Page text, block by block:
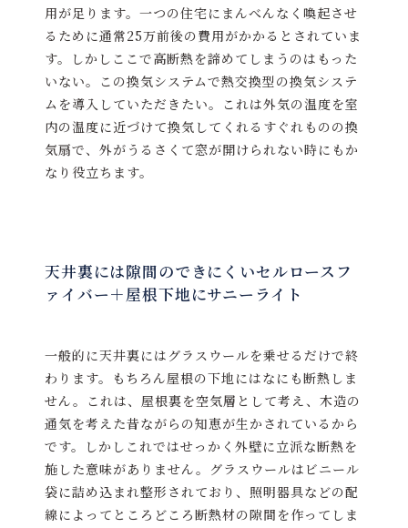
用が足ります。一つの住宅にまんべんなく喚起させ
るために通常25万前後の費用がかかるとされていま
す。しかしここで高断熱を諦めてしまうのはもった
いない。この換気システムで熱交換型の換気システ
ムを導入していただきたい。これは外気の温度を室
内の温度に近づけて換気してくれるすぐれものの換
気扇で、外がうるさくて窓が開けられない時にもか
なり役立ちます。
天井裏には隙間のできにくいセルロースフ
ァイバー＋屋根下地にサニーライト
一般的に天井裏にはグラスウールを乗せるだけで終
わります。もちろん屋根の下地にはなにも断熱しま
せん。これは、屋根裏を空気層として考え、木造の
通気を考えた昔ながらの知恵が生かされているから
です。しかしこれではせっかく外壁に立派な断熱を
施した意味がありません。グラスウールはビニール
袋に詰め込まれ整形されており、照明器具などの配
線によってところどころ断熱材の隙間を作ってしま